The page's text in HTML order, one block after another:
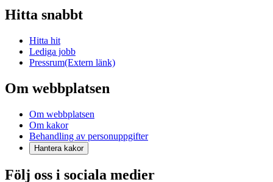
Hitta snabbt
Hitta hit
Lediga jobb
Pressrum(Extern länk)
Om webbplatsen
Om webbplatsen
Om kakor
Behandling av personuppgifter
Hantera kakor
Följ oss i sociala medier